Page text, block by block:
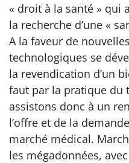
« droit à la santé » qui
la recherche d’une «
A la faveur de
technologiques se
la revendication d’un
faut par la pratique du
assistons donc à un
l’offre et de la
marché médical.
les mégadonnées,